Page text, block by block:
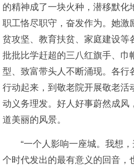
的精神成了一块火种，潜移默化
职工恪尽职守，奋发作为。她激
贫攻坚、教育扶贫、家庭建设等
批批比学赶超的三八红旗手、巾
型、致富带头人不断涌现。各行
行动起来，到敬老院开展敬老活
动义务理发。好人好事蔚然成风
道美丽的风景。
“一个人影响一座城。我想
个时代发出的最有意义的回音，